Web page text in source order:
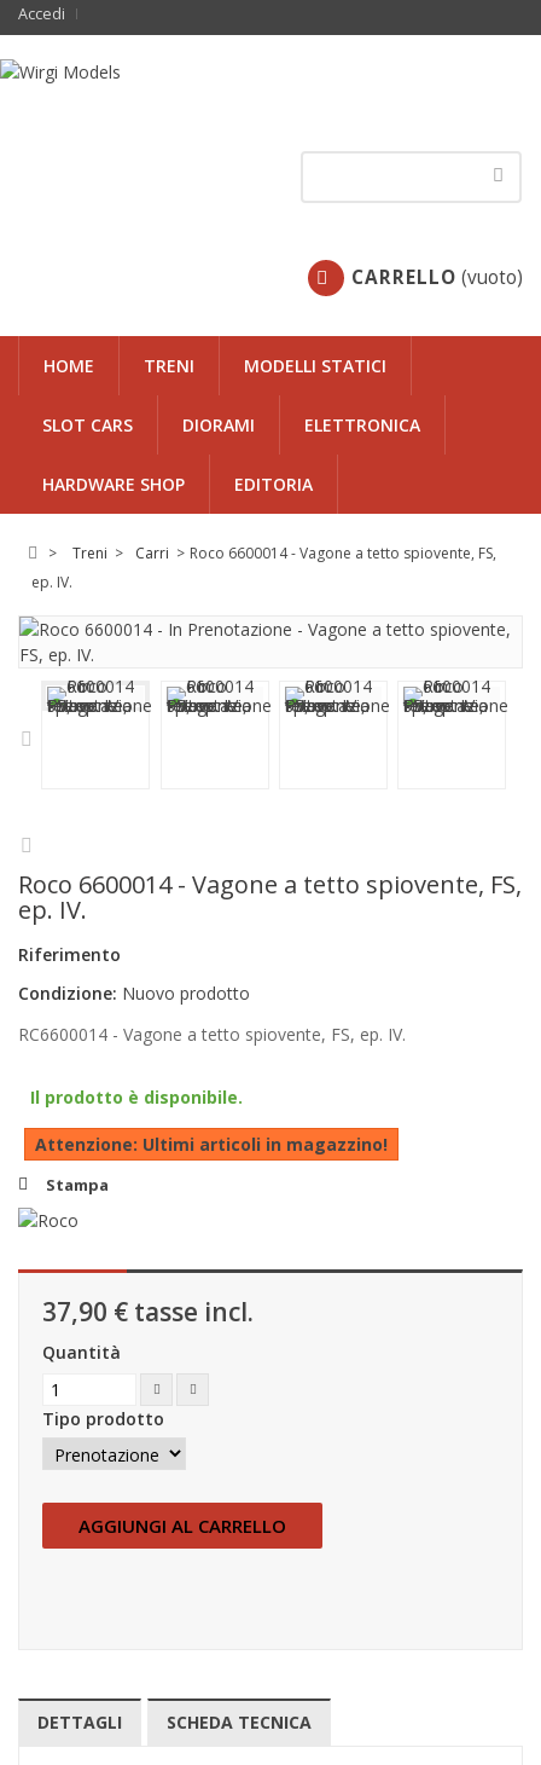
Accedi
CARRELLO (vuoto)
HOME TRENI MODELLI STATICI
SLOT CARS DIORAMI ELETTRONICA
HARDWARE SHOP EDITORIA
> Treni > Carri > Roco 6600014 - Vagone a tetto spiovente, FS,
ep. IV.
Roco 6600014 - Vagone a tetto spiovente, FS,
ep. IV.
Riferimento
Condizione: Nuovo prodotto
RC6600014 - Vagone a tetto spiovente, FS, ep. IV.
Il prodotto è disponibile.
Attenzione: Ultimi articoli in magazzino!
Stampa
37,90 € tasse incl.
Quantità
Tipo prodotto
AGGIUNGI AL CARRELLO
DETTAGLI SCHEDA TECNICA